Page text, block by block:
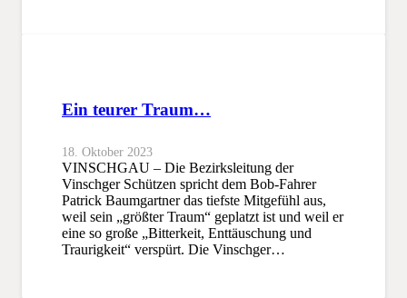
Ein teurer Traum…
18. Oktober 2023
VINSCHGAU – Die Bezirksleitung der
Vinschger Schützen spricht dem Bob-Fahrer
Patrick Baumgartner das tiefste Mitgefühl aus,
weil sein „größter Traum“ geplatzt ist und weil er
eine so große „Bitterkeit, Enttäuschung und
Traurigkeit“ verspürt. Die Vinschger…